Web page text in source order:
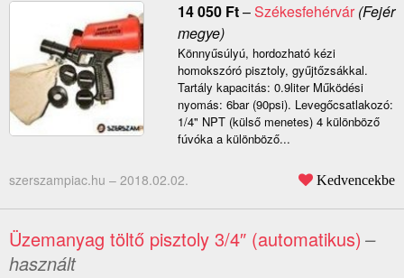
14 050 Ft–Székesfehérvár(Fejér
megye)
Könnyűsúlyú, hordozható kézi
homokszóró pisztoly, gyűjtőzsákkal.
Tartály kapacitás: 0.9liter Működési
nyomás: 6bar (90psi). Levegőcsatlakozó:
1/4" NPT (külső menetes) 4 különböző
fúvóka a különböző...
szerszampiac.hu – 2018.02.02. Kedvencekbe
Üzemanyag töltő pisztoly 3/4″ (automatikus) –
használt